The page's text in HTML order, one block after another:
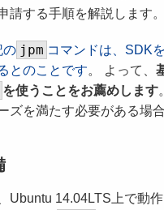
請する手順を解説します。
の jpm コマンドは、SDK
とのことです。 よって、
を使うことをお薦めします
ズを満たす必要がある場
Ubuntu 14.04LTS上で動